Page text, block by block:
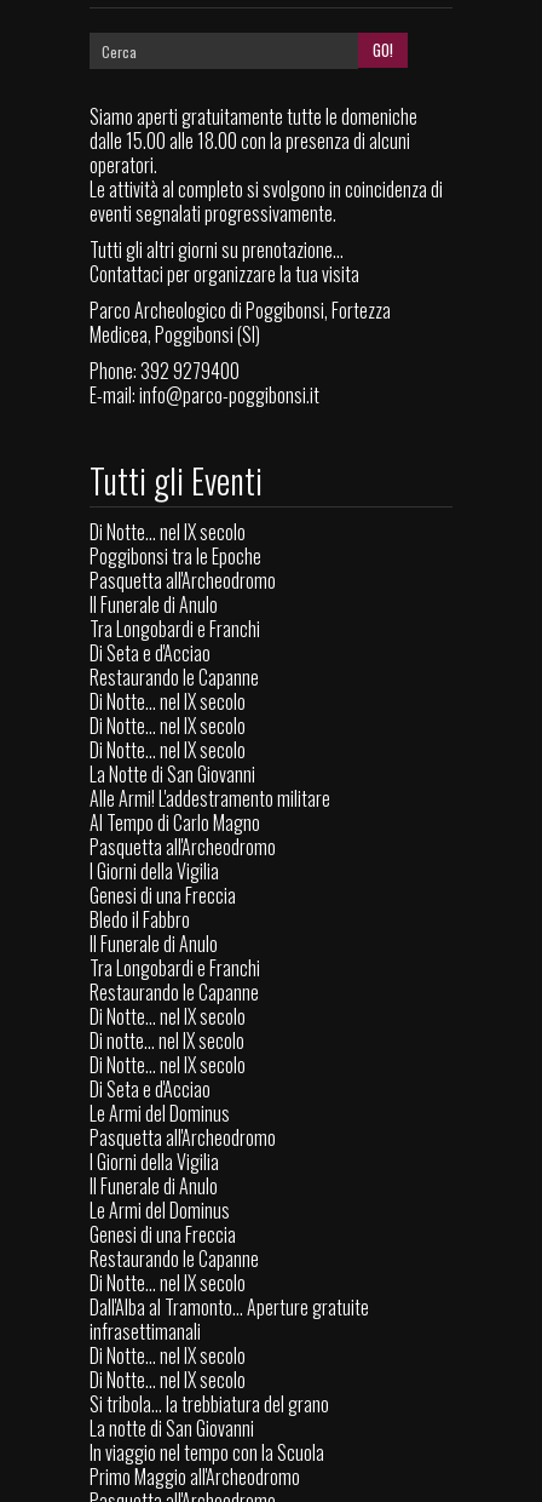
Siamo aperti gratuitamente tutte le domeniche
dalle 15.00 alle 18.00 con la presenza di alcuni
operatori.
Le attività al completo si svolgono in coincidenza di
eventi segnalati progressivamente.
Tutti gli altri giorni su prenotazione...
Contattaci per organizzare la tua visita
Parco Archeologico di Poggibonsi, Fortezza
Medicea, Poggibonsi (SI)
Phone: 392 9279400
E-mail:info@parco-poggibonsi.it
Tutti gli Eventi
Di Notte... nel IX secolo
Poggibonsi tra le Epoche
Pasquetta all'Archeodromo
Il Funerale di Anulo
Tra Longobardi e Franchi
Di Seta e d'Acciao
Restaurando le Capanne
Di Notte... nel IX secolo
Di Notte... nel IX secolo
Di Notte... nel IX secolo
La Notte di San Giovanni
Alle Armi! L'addestramento militare
Al Tempo di Carlo Magno
Pasquetta all'Archeodromo
I Giorni della Vigilia
Genesi di una Freccia
Bledo il Fabbro
Il Funerale di Anulo
Tra Longobardi e Franchi
Restaurando le Capanne
Di Notte... nel IX secolo
Di notte... nel IX secolo
Di Notte... nel IX secolo
Di Seta e d'Acciao
Le Armi del Dominus
Pasquetta all'Archeodromo
I Giorni della Vigilia
Il Funerale di Anulo
Le Armi del Dominus
Genesi di una Freccia
Restaurando le Capanne
Di Notte... nel IX secolo
Dall'Alba al Tramonto... Aperture gratuite
infrasettimanali
Di Notte... nel IX secolo
Di Notte... nel IX secolo
Si tribola... la trebbiatura del grano
La notte di San Giovanni
In viaggio nel tempo con la Scuola
Primo Maggio all'Archeodromo